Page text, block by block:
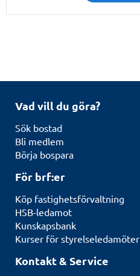
Vad vill du göra?
Sök bostad
Bli medlem
Börja bospara
För brf:er
Köp fastighetsförvaltning
HSB-ledamot
Kunskapsbank
Kurser för styrelseledamöter
Kontakt & Service